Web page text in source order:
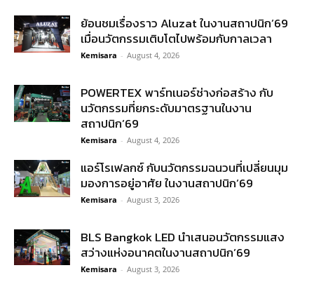
ย้อนชมเรื่องราว Aluzat ในงานสถาปนิก’69
เมื่อนวัตกรรมเติบโตไปพร้อมกับกาลเวลา
Kemisara - August 4, 2026
POWERTEX พาร์ทเนอร์ช่างก่อสร้าง กับ
นวัตกรรมที่ยกระดับมาตรฐานในงาน
สถาปนิก’69
Kemisara - August 4, 2026
แอร์โรเฟลกซ์ กับนวัตกรรมฉนวนที่เปลี่ยนมุม
มองการอยู่อาศัย ในงานสถาปนิก’69
Kemisara - August 3, 2026
BLS Bangkok LED นำเสนอนวัตกรรมแสง
สว่างแห่งอนาคตในงานสถาปนิก’69
Kemisara - August 3, 2026